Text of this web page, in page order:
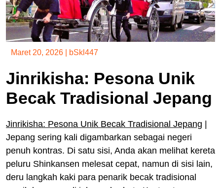
Maret 20, 2026 bSkl447
Jinrikisha: Pesona Unik
Becak Tradisional Jepang
Jinrikisha: Pesona Unik Becak Tradisional Jepang
Jepang sering kali digambarkan sebagai negeri
penuh kontras. Di satu sisi, Anda akan melihat kereta
peluru Shinkansen melesat cepat, namun di sisi lain,
deru langkah kaki para penarik becak tradisional